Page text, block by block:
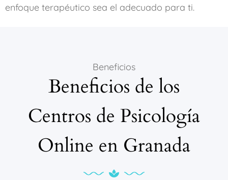
enfoque terapéutico sea el adecuado para ti.
Beneficios
Beneficios de los
Centros de Psicología
Online en Granada